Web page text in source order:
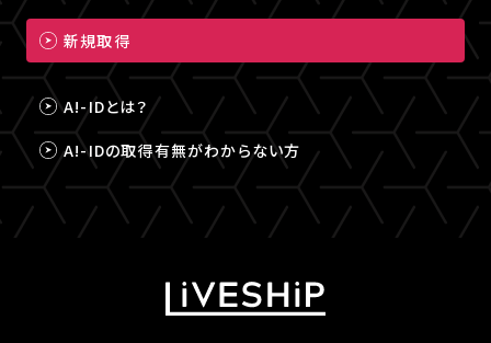
新規取得
A!-IDとは？
A!-IDの取得有無がわからない方